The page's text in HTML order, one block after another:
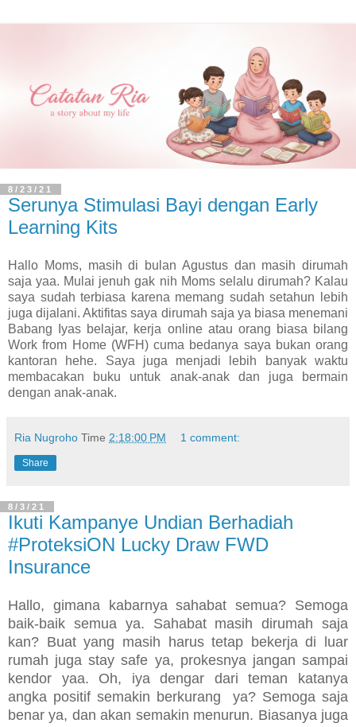
8/23/21
Serunya Stimulasi Bayi dengan Early
Learning Kits
Hallo Moms, masih di bulan Agustus dan masih dirumah
saja yaa. Mulai jenuh gak nih Moms selalu dirumah? Kalau
saya sudah terbiasa karena memang sudah setahun lebih
juga dijalani. Aktifitas saya dirumah saja ya biasa menemani
Babang Iyas belajar, kerja online atau orang biasa bilang
Work from Home (WFH) cuma bedanya saya bukan orang
kantoran hehe. Saya juga menjadi lebih banyak waktu
membacakan buku untuk anak-anak dan juga bermain
dengan anak-anak.
Ria Nugroho Time 2:18:00 PM 1 comment:
Share
8/3/21
Ikuti Kampanye Undian Berhadiah
#ProteksiON Lucky Draw FWD
Insurance
Hallo, gimana kabarnya sahabat semua? Semoga
baik-baik semua ya. Sahabat masih dirumah saja
kan? Buat yang masih harus tetap bekerja di luar
rumah juga stay safe ya, prokesnya jangan sampai
kendor yaa. Oh, iya dengar dari teman katanya
angka positif semakin berkurang  ya? Semoga saja
benar ya, dan akan semakin menurun. Biasanya juga